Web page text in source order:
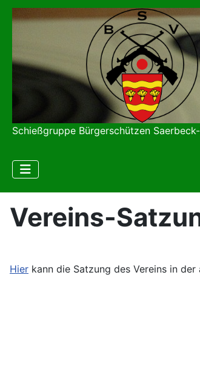
Schießgruppe Bürgerschützen
Vereins-
Hier kann die Satzung des Vereins in